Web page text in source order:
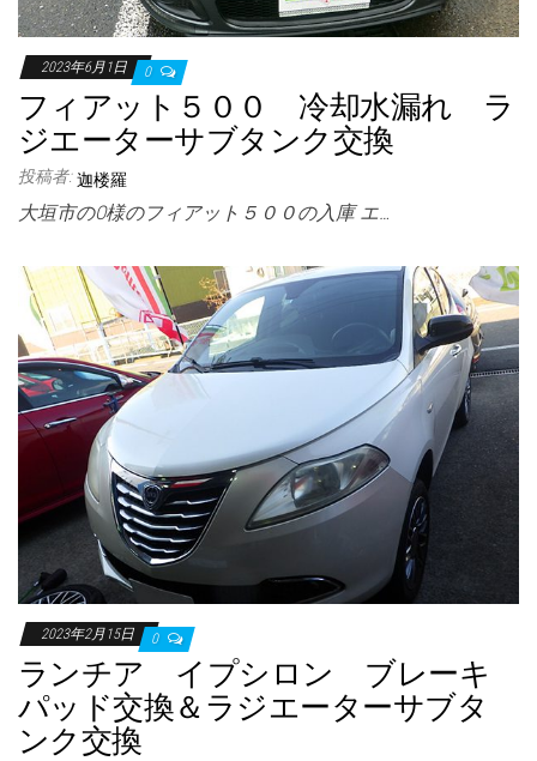
2023年6月1日 0
フィアット５００ 冷却水漏れ ラ
ジエーターサブタンク交換
投稿者: 迦楼羅
大垣市のO様のフィアット５００の入庫 エ…
2023年2月15日 0
ランチア イプシロン ブレーキ
パッド交換＆ラジエーターサブタ
ンク交換